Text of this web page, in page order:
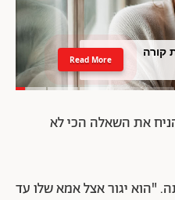
קורה
Read More
את השאלה הכי לא
"הוא יגור אצל אמא שלו עד